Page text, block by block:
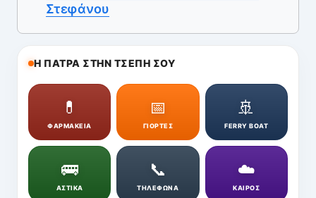
Στεφάνου
Η ΠΑΤΡΑ ΣΤΗΝ ΤΣΕΠΗ ΣΟΥ
💊
ΦΑΡΜΑΚΕΙΑ
📅
ΓΙΟΡΤΕΣ
🚢
FERRY BOAT
🚌
ΑΣΤΙΚΑ
📞
ΤΗΛΕΦΩΝΑ
☁️
ΚΑΙΡΟΣ